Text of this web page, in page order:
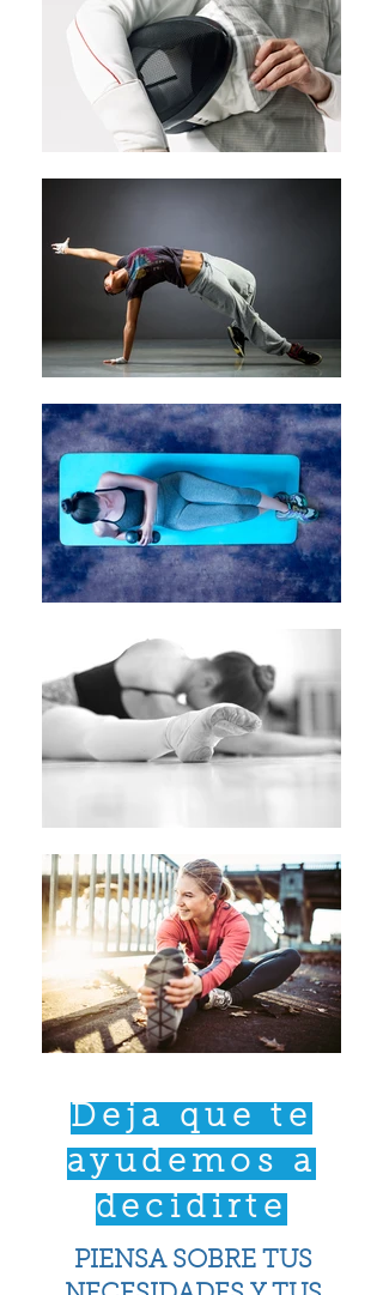
Deja que te
ayudemos a
decidirte
PIENSA SOBRE TUS